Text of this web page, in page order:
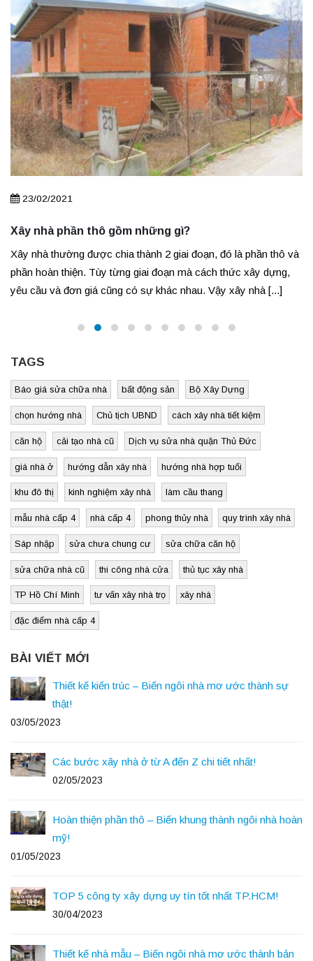
23/02/2021
Xây nhà phần thô gồm những gì?
Xây nhà thường được chia thành 2 giai đoạn, đó là phần thô và
phần hoàn thiện. Tùy từng giai đoạn mà cách thức xây dựng,
yêu cầu và đơn giá cũng có sự khác nhau. Vậy xây nhà [...]
TAGS
Báo giá sửa chữa nhà bất động sản Bộ Xây Dựng
chọn hướng nhà Chủ tịch UBND cách xây nhà tiết kiệm
căn hộ cải tạo nhà cũ Dịch vụ sửa nhà quận Thủ Đức
giá nhà ở hướng dẫn xây nhà hướng nhà hợp tuổi
khu đô thị kinh nghiệm xây nhà làm cầu thang
mẫu nhà cấp 4 nhà cấp 4 phong thủy nhà quy trình xây nhà
Sáp nhập sửa chưa chung cư sửa chữa căn hộ
sửa chữa nhà cũ thi công nhà cửa thủ tục xây nhà
TP Hồ Chí Minh tư vấn xây nhà trọ xây nhà
đặc điểm nhà cấp 4
BÀI VIẾT MỚI
Thiết kế kiến trúc – Biến ngôi nhà mơ ước thành sự
thật!
03/05/2023
Các bước xây nhà ở từ A đến Z chi tiết nhất!
02/05/2023
Hoàn thiện phần thô – Biến khung thành ngôi nhà hoàn
mỹ!
01/05/2023
TOP 5 công ty xây dựng uy tín tốt nhất TP.HCM!
30/04/2023
Thiết kế nhà mẫu – Biến ngôi nhà mơ ước thành bản